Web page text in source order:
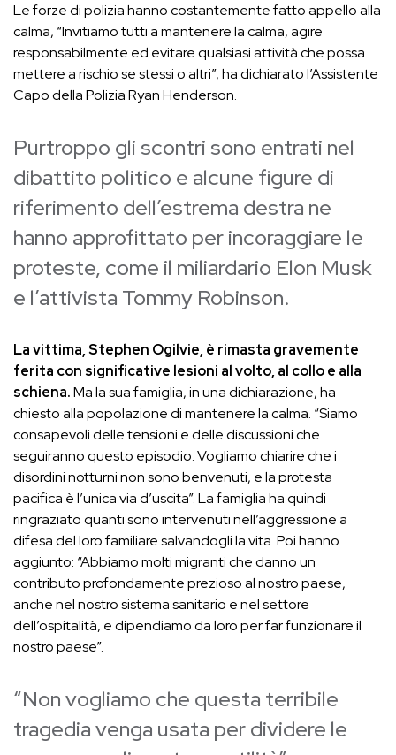
Le forze di polizia hanno costantemente fatto appello alla
calma, “Invitiamo tutti a mantenere la calma, agire
responsabilmente ed evitare qualsiasi attività che possa
mettere a rischio se stessi o altri”, ha dichiarato l’Assistente
Capo della Polizia Ryan Henderson.
Purtroppo gli scontri sono entrati nel
dibattito politico e alcune figure di
riferimento dell’estrema destra ne
hanno approfittato per incoraggiare le
proteste, come il miliardario Elon Musk
e l’attivista Tommy Robinson.
La vittima, Stephen Ogilvie, è rimasta gravemente
ferita con significative lesioni al volto, al collo e alla
schiena.Ma la sua famiglia, in una dichiarazione, ha
chiesto alla popolazione di mantenere la calma. “Siamo
consapevoli delle tensioni e delle discussioni che
seguiranno questo episodio. Vogliamo chiarire che i
disordini notturni non sono benvenuti, e la protesta
pacifica è l’unica via d’uscita”. La famiglia ha quindi
ringraziato quanti sono intervenuti nell’aggressione a
difesa del loro familiare salvandogli la vita. Poi hanno
aggiunto: “Abbiamo molti migranti che danno un
contributo profondamente prezioso al nostro paese,
anche nel nostro sistema sanitario e nel settore
dell’ospitalità, e dipendiamo da loro per far funzionare il
nostro paese”.
“Non vogliamo che questa terribile
tragedia venga usata per dividere le